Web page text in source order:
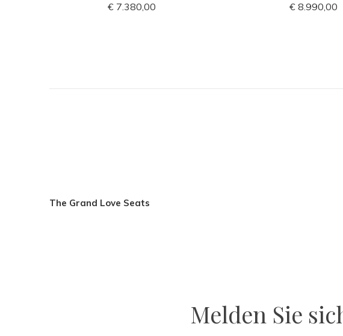
€ 7.380,00 € 8.990,00
The Grand Love Seats
Melden Sie